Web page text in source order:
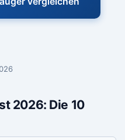
2026: Die 10